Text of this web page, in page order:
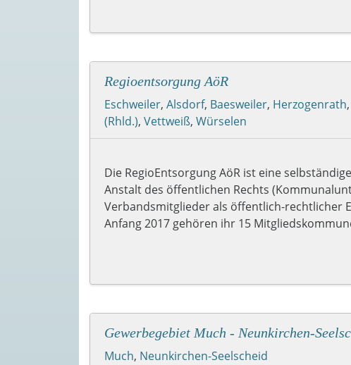
Regioentsorgung AöR
Eschweiler, Alsdorf, Baesweiler, Herzogenrath,
(Rhld.), Vettweiß, Würselen
Die RegioEntsorgung AöR ist eine
Anstalt des öffentlichen Rechts
Verbandsmitglieder als öffentlich-rechtlicher
Anfang 2017 gehören ihr 15
Gewerbegebiet Much - Neunkirchen-
Much, Neunkirchen-Seelscheid